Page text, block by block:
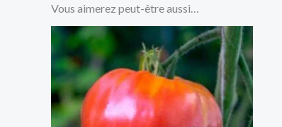
Vous aimerez peut-être aussi…